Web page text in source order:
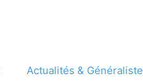
Actualités & Généraliste